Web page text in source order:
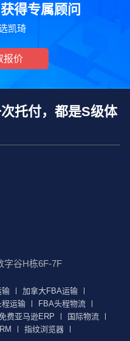
得专属顾问
凯琦
报价
托付，都是S级体
字谷H栋6F-7F
输
加拿大FBA运输
程运输
FBA头程物流
费亚马逊ERP
国际物流
指纹浏览器